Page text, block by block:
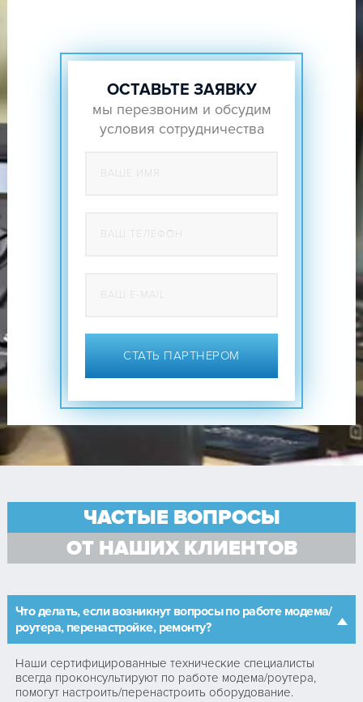
ОСТАВЬТЕ ЗАЯВКУ
мы перезвоним и обсудим
условия сотрудничества
СТАТЬ ПАРТНЕРОМ
ЧАСТЫЕ ВОПРОСЫ
ОТ НАШИХ КЛИЕНТОВ
Что делать, если возникнут вопросы по работе модема/
роутера, перенастройке, ремонту?
Наши сертифицированные технические специалисты
всегда проконсультируют по работе модема/роутера,
помогут настроить/перенастроить оборудование.